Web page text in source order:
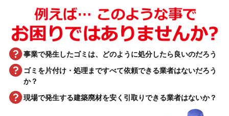
事業で発生したゴミは、どのように処分したら良いのだろう
ゴミを片付け・処理まですべて依頼できる業者はないだろう
か？
現場で発生する建築廃材を安く引取りできる業者はないか？